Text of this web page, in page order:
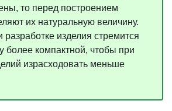
то перед построением
их натуральную величину.
разработке изделия стремится
более компактной, чтобы при
израсходовать меньше